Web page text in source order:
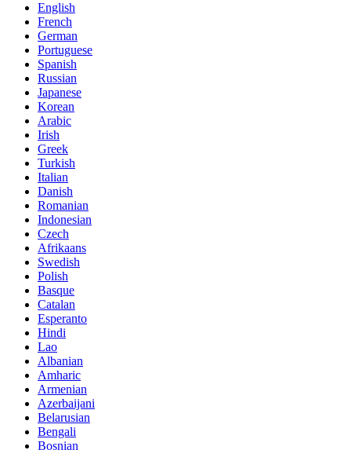
English
French
German
Portuguese
Spanish
Russian
Japanese
Korean
Arabic
Irish
Greek
Turkish
Italian
Danish
Romanian
Indonesian
Czech
Afrikaans
Swedish
Polish
Basque
Catalan
Esperanto
Hindi
Lao
Albanian
Amharic
Armenian
Azerbaijani
Belarusian
Bengali
Bosnian